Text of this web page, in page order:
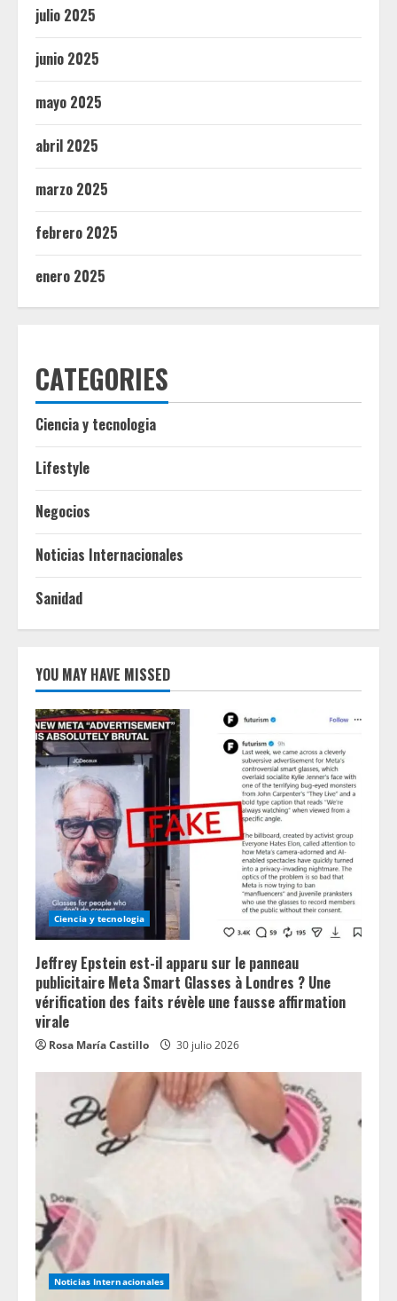
julio 2025
junio 2025
mayo 2025
abril 2025
marzo 2025
febrero 2025
enero 2025
CATEGORIES
Ciencia y tecnologia
Lifestyle
Negocios
Noticias Internacionales
Sanidad
YOU MAY HAVE MISSED
Ciencia y tecnologia
Jeffrey Epstein est-il apparu sur le panneau
publicitaire Meta Smart Glasses à Londres ? Une
vérification des faits révèle une fausse affirmation
virale
Rosa María Castillo 30 julio 2026
Noticias Internacionales